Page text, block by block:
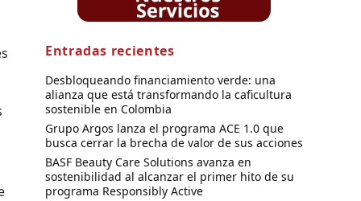
Entradas recientes
Desbloqueando financiamiento verde: una
alianza que está transformando la caficultura
sostenible en Colombia
Grupo Argos lanza el programa ACE 1.0 que
busca cerrar la brecha de valor de sus acciones
BASF Beauty Care Solutions avanza en
sostenibilidad al alcanzar el primer hito de su
programa Responsibly Active